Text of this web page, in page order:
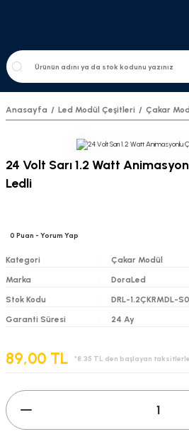
Anasayfa Led Modül Çeşitleri Çakar
24 Volt Sarı 1.2 Watt
Ledli
0 Puan - Yorum Yap
Kategori
Çakar Modül
Marka
DoraLed
Stok Kodu
DRL-1.2ÇKRMDL-
Garanti Süresi
24 Ay
89,00 TL *8,35 TL den başlayan